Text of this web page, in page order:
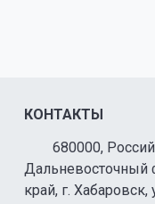
КОНТАКТЫ
680000,
Дальневосточный
край, г.